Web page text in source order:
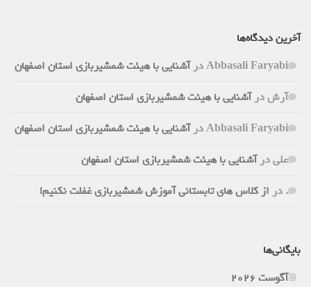
آخرین دیدگاه‌ها
Abbasali Faryabiدرآشنایی با هیئت شمشیربازی استان اصفهان
آرشدرآشنایی با هیئت شمشیربازی استان اصفهان
Abbasali Faryabiدرآشنایی با هیئت شمشیربازی استان اصفهان
علیدرآشنایی با هیئت شمشیربازی استان اصفهان
.دراز کلاس های تابستانی آموزش شمشیربازی غفلت نکنیم!
بایگانی‌ها
آگوست 2026